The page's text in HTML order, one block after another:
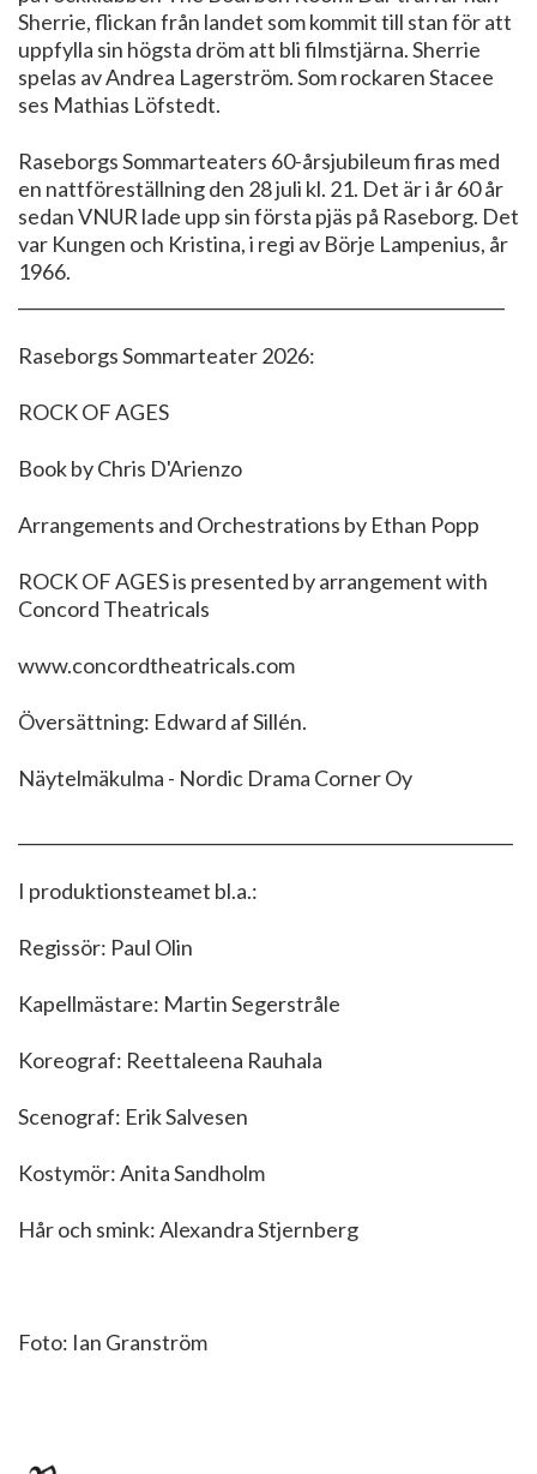
Sherrie, flickan från landet som kommit till stan för att
uppfylla sin högsta dröm att bli filmstjärna. Sherrie
spelas av Andrea Lagerström. Som rockaren Stacee
ses Mathias Löfstedt.
Raseborgs Sommarteaters 60-årsjubileum firas med
en nattföreställning den 28 juli kl. 21. Det är i år 60 år
sedan VNUR lade upp sin första pjäs på Raseborg. Det
var Kungen och Kristina, i regi av Börje Lampenius, år
1966.
Raseborgs Sommarteater 2026:
ROCK OF AGES
Book by Chris D'Arienzo
Arrangements and Orchestrations by Ethan Popp
ROCK OF AGES is presented by arrangement with
Concord Theatricals
www.concordtheatricals.com
Översättning: Edward af Sillén.
Näytelmäkulma - Nordic Drama Corner Oy
I produktionsteamet bl.a.:
Regissör: Paul Olin
Kapellmästare: Martin Segerstråle
Koreograf: Reettaleena Rauhala
Scenograf: Erik Salvesen
Kostymör: Anita Sandholm
Hår och smink: Alexandra Stjernberg
Foto: Ian Granström